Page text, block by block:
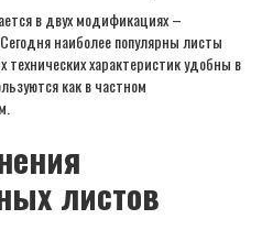
в двух модификациях –
наиболее популярны листы
технических характеристик удобны в
как в частном
листов